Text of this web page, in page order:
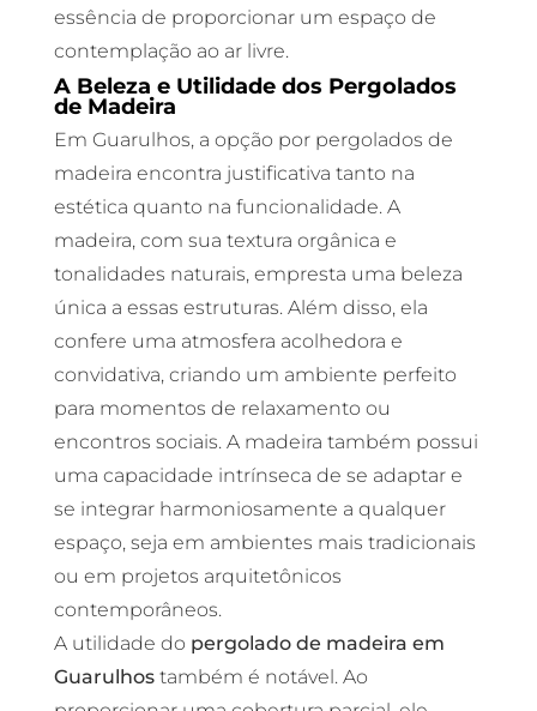
essência de proporcionar um espaço de
contemplação ao ar livre.
A Beleza e Utilidade dos Pergolados
de Madeira
Em Guarulhos, a opção por pergolados de
madeira encontra justificativa tanto na
estética quanto na funcionalidade. A
madeira, com sua textura orgânica e
tonalidades naturais, empresta uma beleza
única a essas estruturas. Além disso, ela
confere uma atmosfera acolhedora e
convidativa, criando um ambiente perfeito
para momentos de relaxamento ou
encontros sociais. A madeira também possui
uma capacidade intrínseca de se adaptar e
se integrar harmoniosamente a qualquer
espaço, seja em ambientes mais tradicionais
ou em projetos arquitetônicos
contemporâneos.
A utilidade do pergolado de madeira em
Guarulhostambém é notável. Ao